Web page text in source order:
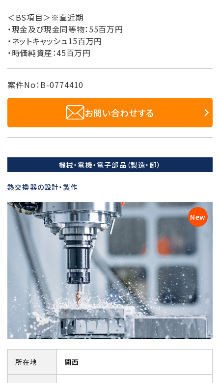
＜BS項目＞※直近期
・現金及び現金同等物：55百万円
・ネットキャッシュ15百万円
・時価純資産：45百万円
案件No：B-0774410
お問い合わせする
機械・電機・電子部品（製造・卸）
熱交換器の設計・製作
所在地 関西